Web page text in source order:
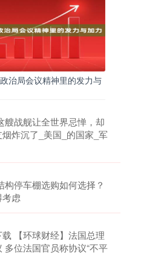
治局会议精神里的发力与
艘战舰让全世界忌惮，却
炸沉了_美国_的国家_军
停车棚选购如何选择？
虑
【环球财经】法国总理
位法国官员称协议“不平